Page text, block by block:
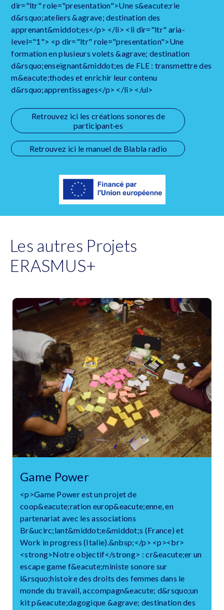
dir="ltr" role="presentation">Une s&eacute;rie
d&rsquo;ateliers &agrave; destination des
apprenant&middot;es</p> </li> <li dir="ltr" aria-
level="1"> <p dir="ltr" role="presentation">Une
formation en plusieurs volets &agrave; destination
d&rsquo;enseignant&middot;es de FLE : transmettre des
m&eacute;thodes et enrichir leur contenu
d&rsquo;apprentissages</p> </li> </ul>
Retrouvez ici les créations sonores de
participant·es
Retrouvez ici le manuel de Blabla radio
Les autres Projets
ERASMUS+
Game Power
<p>Game Power est un projet de
coop&eacute;ration europ&eacute;enne, en
partenariat avec les associations
Br&ucirc;lant&middot;e&middot;s (France) et
Work in progress (Italie).&nbsp;</p> <p><br>
<strong>Notre objectif</strong> : cr&eacute;er un
escape game f&eacute;ministe sonore sur
l&rsquo;histoire des droits des femmes dans le
monde du travail, accompagn&eacute; d&rsquo;un
kit p&eacute;dagogique &agrave; destination des